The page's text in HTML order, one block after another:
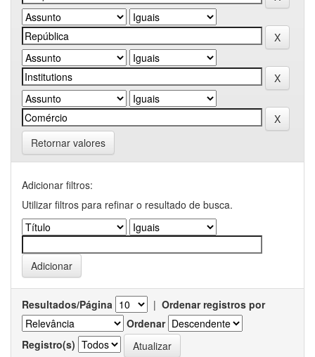
Retornar valores
Adicionar filtros:
Utilizar filtros para refinar o resultado de busca.
Resultados/Página | Ordenar registros por
Ordenar
Registro(s)